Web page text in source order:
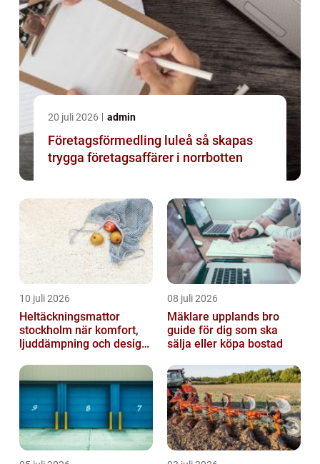
20 juli 2026 admin
Företagsförmedling luleå så skapas
trygga företagsaffärer i norrbotten
10 juli 2026
Heltäckningsmattor
stockholm när komfort,
ljuddämpning och design
08 juli 2026
Mäklare upplands bro
guide för dig som ska
sälja eller köpa bostad